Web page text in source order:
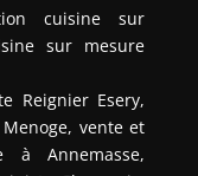
cuisine sur
sur mesure
Reignier Esery,
vente et
à Annemasse,